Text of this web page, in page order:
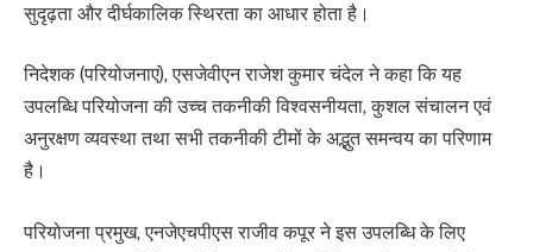
सुदृढ़ता और दीर्घकालिक स्थिरता का आधार होता है।
निदेशक (परियोजनाएं), एसजेवीएन राजेश कुमार चंदेल ने कहा कि यह
उपलब्धि परियोजना की उच्च तकनीकी विश्वसनीयता, कुशल संचालन एवं
अनुरक्षण व्यवस्था तथा सभी तकनीकी टीमों के अद्भुत समन्वय का परिणाम
है।
परियोजना प्रमुख, एनजेएचपीएस राजीव कपूर ने इस उपलब्धि के लिए